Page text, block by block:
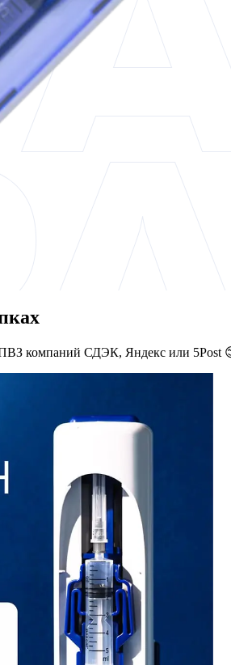
ПВЗ компаний СДЭК, Яндекс или 5Post